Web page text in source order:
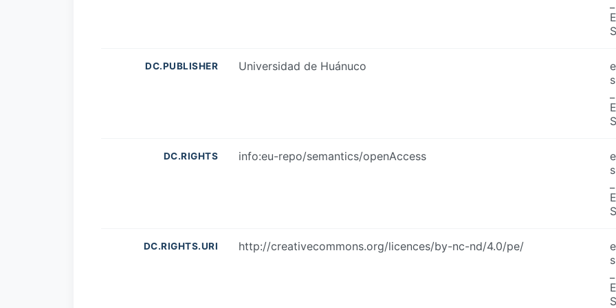
E
S
DC.PUBLISHER Universidad de Huánuco
e
s
E
S
DC.RIGHTS info:eu-repo/semantics/openAccess
e
s
E
S
DC.RIGHTS.URI http://creativecommons.org/licences/by-nc-nd/4.0/pe/
e
s
E
S